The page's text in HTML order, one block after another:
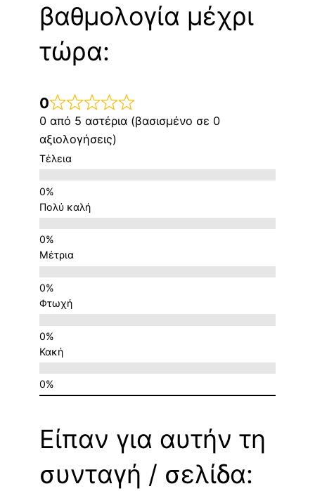
βαθμολογία μέχρι
τώρα:
0
0 από 5 αστέρια (βασισμένο σε 0
αξιολογήσεις)
Τέλεια
Πολύ καλή
Μέτρια
Φτωχή
Κακή
Είπαν για αυτήν τη
συνταγή / σελίδα: